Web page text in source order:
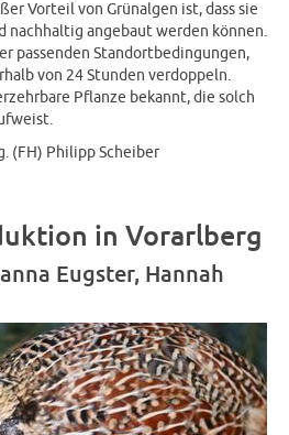
Vorteil von Grünalgen ist, dass sie
nachhaltig angebaut werden können.
passenden Standortbedingungen,
von 24 Stunden verdoppeln.
Pflanze bekannt, die solch
(FH) Philipp Scheiber
in Vorarlberg
Eugster, Hannah